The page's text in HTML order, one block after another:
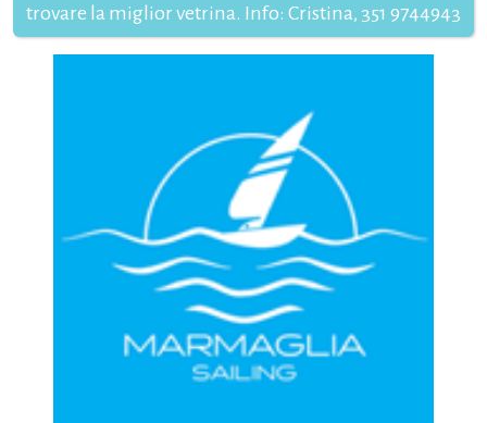
trovare la miglior vetrina. Info: Cristina, 351 9744943